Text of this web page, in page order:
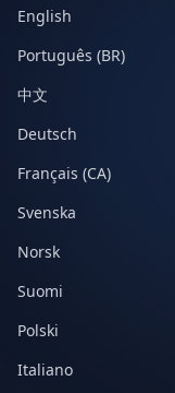
English
Português (BR)
中文
Deutsch
Français (CA)
Svenska
Norsk
Suomi
Polski
Italiano